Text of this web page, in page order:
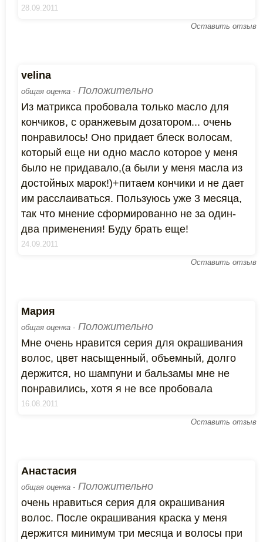
28.09.2011
Оставить отзыв
velina
общая оценка - Положительно
Из матрикса пробовала только масло для
кончиков, с оранжевым дозатором... очень
понравилось! Оно придает блеск волосам,
который еще ни одно масло которое у меня
было не придавало,(а были у меня масла из
достойных марок!)+питаем кончики и не дает
им расслаиваться. Пользуюсь уже 3 месяца,
так что мнение сформированно не за один-
два применения! Буду брать еще!
24.09.2011
Оставить отзыв
Мария
общая оценка - Положительно
Мне очень нравится серия для окрашивания
волос, цвет насыщенный, объемный, долго
держится, но шампуни и бальзамы мне не
понравились, хотя я не все пробовала
16.08.2011
Оставить отзыв
Анастасия
общая оценка - Положительно
очень нравиться серия для окрашивания
волос. После окрашивания краска у меня
держится минимум три месяца и волосы при